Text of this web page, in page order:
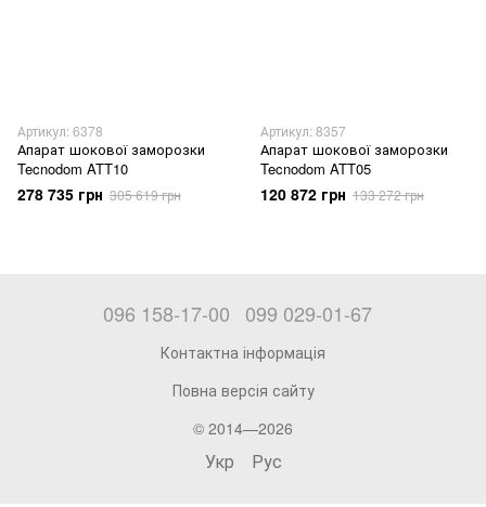
Артикул: 6378
Апарат шокової заморозки
Tecnodom ATT10
278 735 грн 305 619 грн
Артикул: 8357
Апарат шокової заморозки
Tecnodom ATT05
120 872 грн 133 272 грн
096 158-17-00 099 029-01-67
Контактна інформація
Повна версія сайту
© 2014—2026
Укр Рус